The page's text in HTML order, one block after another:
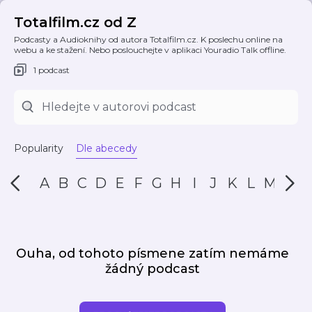
Totalfilm.cz od Z
Podcasty a Audioknihy od autora Totalfilm.cz. K poslechu online na
webu a ke stažení. Nebo poslouchejte v aplikaci Youradio Talk offline.
1 podcast
Popularity Dle abecedy
A B C D E F G H I J K L M N
Ouha, od tohoto písmene zatím nemáme
žádný podcast